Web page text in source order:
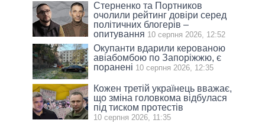
Стерненко та Портников
очолили рейтинг довіри серед
політичних блогерів –
опитування 10 серпня 2026, 12:52
Окупанти вдарили керованою
авіабомбою по Запоріжжю, є
поранені 10 серпня 2026, 12:35
Кожен третій українець вважає,
що зміна головкома відбулася
під тиском протестів
10 серпня 2026, 11:35